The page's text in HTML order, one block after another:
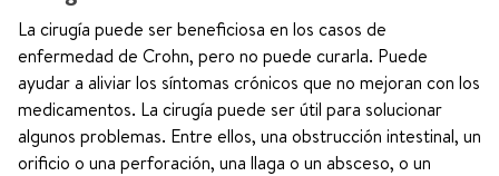
La cirugía puede ser beneficiosa en los casos de
enfermedad de Crohn, pero no puede curarla. Puede
ayudar a aliviar los síntomas crónicos que no mejoran con los
medicamentos. La cirugía puede ser útil para solucionar
algunos problemas. Entre ellos, una obstrucción intestinal, un
orificio o una perforación, una llaga o un absceso, o un